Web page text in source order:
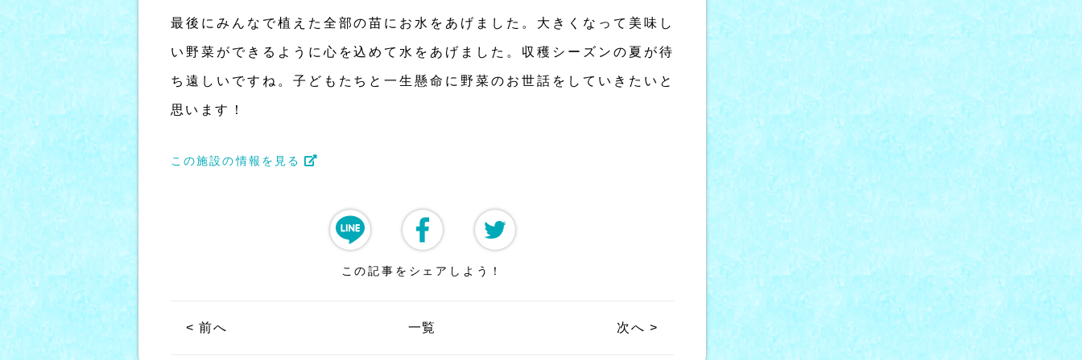
最後にみんなで植えた全部の苗にお水をあげました。大きくなって美味し
い野菜ができるように心を込めて水をあげました。収穫シーズンの夏が待
ち遠しいですね。子どもたちと一生懸命に野菜のお世話をしていきたいと
思います！
この施設の情報を見る
この記事をシェアしよう！
< 前へ 一覧 次へ >